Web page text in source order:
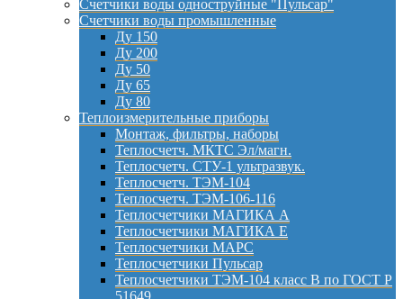
Счетчики воды одноструйные "Пульсар"
Счетчики воды промышленные
Ду 150
Ду 200
Ду 50
Ду 65
Ду 80
Теплоизмерительные приборы
Монтаж, фильтры, наборы
Теплосчетч. МКТС Эл/магн.
Теплосчетч. СТУ-1 ультразвук.
Теплосчетч. ТЭМ-104
Теплосчетч. ТЭМ-106-116
Теплосчетчики МАГИКА А
Теплосчетчики МАГИКА Е
Теплосчетчики МАРС
Теплосчетчики Пульсар
Теплосчетчики ТЭМ-104 класс B по ГОСТ Р
51649